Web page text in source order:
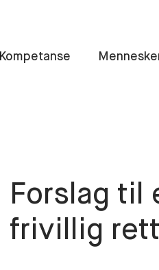
Kompetanse
Forslag til
frivillig